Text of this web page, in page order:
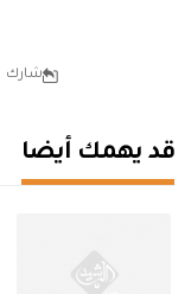
شارك
قد يهمك أيضا